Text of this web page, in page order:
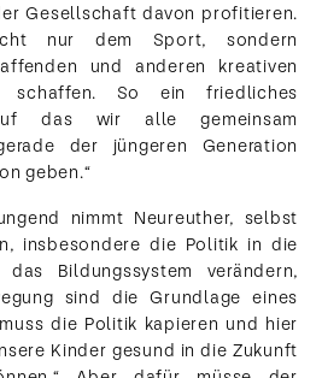
Gesellschaft davon profitieren.
nur dem Sport, sondern
und anderen kreativen
schaffen. So ein friedliches
das wir alle gemeinsam
der jüngeren Generation
geben.“
nimmt Neureuther, selbst
insbesondere die Politik in die
Bildungssystem verändern,
sind die Grundlage eines
die Politik kapieren und hier
Kinder gesund in die Zukunft